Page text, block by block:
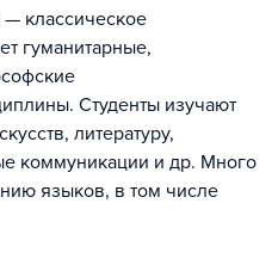
— классическое
гуманитарные,
Студенты изучают
литературу,
коммуникации и др. Много
языков, в том числе